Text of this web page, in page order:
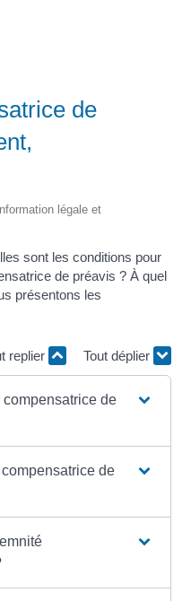
de
légale et
sont les conditions pour
de préavis ? À quel
présentons les
replier Tout déplier
de
de